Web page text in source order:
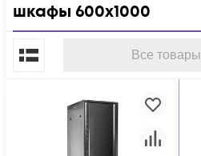
шкафы 600x1000
Все товары
По популярности